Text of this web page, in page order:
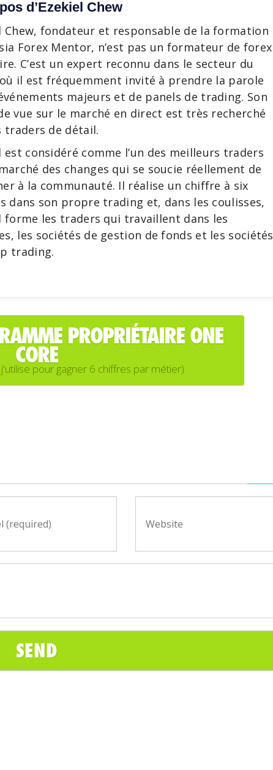
d’Ezekiel Chew
Chew, fondateur et responsable de la formation
Forex Mentor, n’est pas un formateur de forex
C’est un expert reconnu dans le secteur du
il est fréquemment invité à prendre la parole
majeurs et de panels de trading. Son
vue sur le marché en direct est très recherché
traders de détail.
est considéré comme l’un des meilleurs traders
des changes qui se soucie réellement de
à la communauté. Il réalise un chiffre à six
dans son propre trading et, dans les coulisses,
forme les traders qui travaillent dans les
les sociétés de gestion de fonds et les sociétés
trading.
PROPRIÉTAIRE ONE
CORE
pour gagner 6 chiffres par métier)